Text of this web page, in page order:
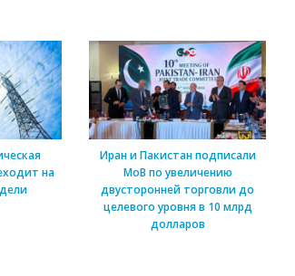
на
Иран и Пакистан подписали
МоВ по увеличению
двусторонней торговли до
целевого уровня в 10 млрд
долларов